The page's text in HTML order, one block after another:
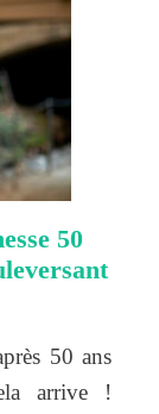
50
50 ans
arrive !